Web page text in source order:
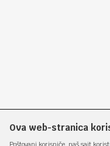
Ova web-stranica
Poštovani korisniče, naš sajt